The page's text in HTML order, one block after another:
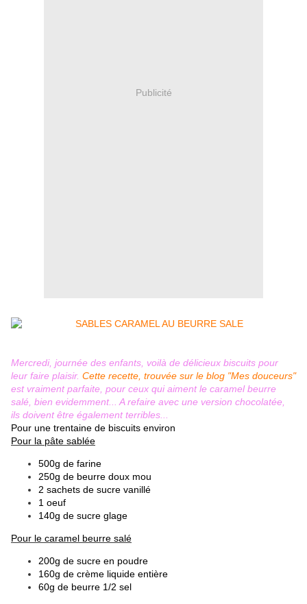
Publicité
Mercredi, journée des enfants, voilà de délicieux biscuits pour
leur faire plaisir. Cette recette, trouvée sur le blog "Mes douceurs"
est vraiment parfaite, pour ceux qui aiment le caramel beurre
salé, bien evidemment... A refaire avec une version chocolatée,
ils doivent être également terribles...
Pour une trentaine de biscuits environ
Pour la pâte sablée
500g de farine
250g de beurre doux mou
2 sachets de sucre vanillé
1 oeuf
140g de sucre glage
​Pour le caramel beurre salé
200g de sucre en poudre
160g de crème liquide entière
60g de beurre 1/2 sel